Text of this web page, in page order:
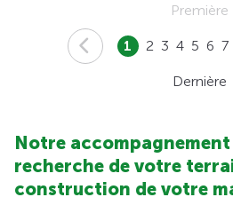
Première
1 2 3 4 5 6 7
Dernière
Notre
recherche de votre
construction de votre